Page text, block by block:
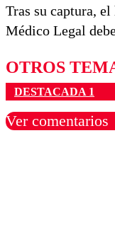
Tras su captura,
Médico Legal
OTROS
DESTACADA 1
Ver comentarios